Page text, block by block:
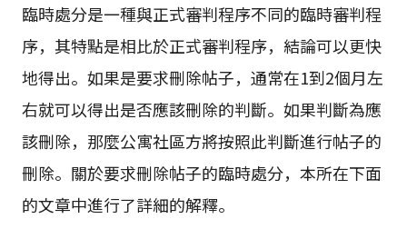
臨時處分是一種與正式審判程序不同的臨時審判程
序，其特點是相比於正式審判程序，結論可以更快
地得出。如果是要求刪除帖子，通常在1到2個月左
右就可以得出是否應該刪除的判斷。如果判斷為應
該刪除，那麼公寓社區方將按照此判斷進行帖子的
刪除。關於要求刪除帖子的臨時處分，本所在下面
的文章中進行了詳細的解釋。